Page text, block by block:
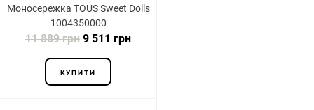
Моносережка TOUS Sweet Dolls
1004350000
11 889 грн 9 511 грн
КУПИТИ